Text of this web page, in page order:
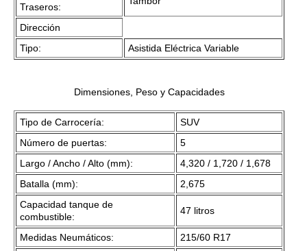
Traseros:
Dirección
Tipo:
Asistida Eléctrica Variable
Dimensiones, Peso y Capacidades
Tipo de Carrocería:
SUV
Número de puertas:
5
Largo / Ancho / Alto (mm):
4,320 / 1,720 / 1,678
Batalla (mm):
2,675
Capacidad tanque de
combustible:
47 litros
Medidas Neumáticos: 215/60 R17